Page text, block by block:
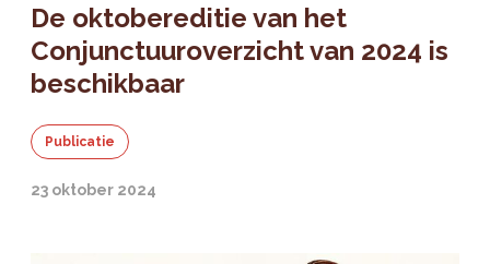
De oktobereditie van het
Conjunctuuroverzicht van 2024 is
beschikbaar
Publicatie
23 oktober 2024